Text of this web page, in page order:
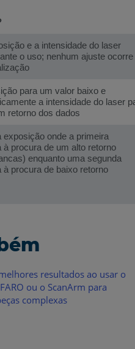
e a intensidade do laser
o uso; nenhum ajuste ocorre
para um valor baixo e
a intensidade do laser
retorno dos dados
exposição onde a primeira
à procura de um alto retorno
enquanto uma segunda
à procura de baixo retorno
resultados ao usar o
ou o ScanArm para
complexas